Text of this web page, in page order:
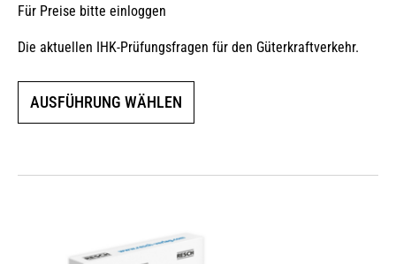
Für Preise bitte einloggen
Die aktuellen IHK-Prüfungsfragen für den Güterkraftverkehr.
AUSFÜHRUNG WÄHLEN
Optionen